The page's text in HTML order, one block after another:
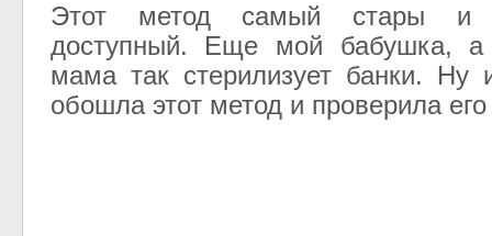
Этот метод самый стары и
доступный. Еще мой бабушка,
мама так стерилизует банки. Ну
обошла этот метод и проверила